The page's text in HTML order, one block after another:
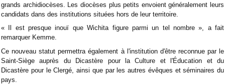
grands archidiocèses. Les diocèses plus petits envoient généralement leurs
candidats dans des institutions situées hors de leur territoire.
« Il est presque inouï que Wichita figure parmi un tel nombre », a fait
remarquer Kemme.
Ce nouveau statut permettra également à l'institution d'être reconnue par le
Saint-Siège auprès du Dicastère pour la Culture et l'Éducation et du
Dicastère pour le Clergé, ainsi que par les autres évêques et séminaires du
pays.